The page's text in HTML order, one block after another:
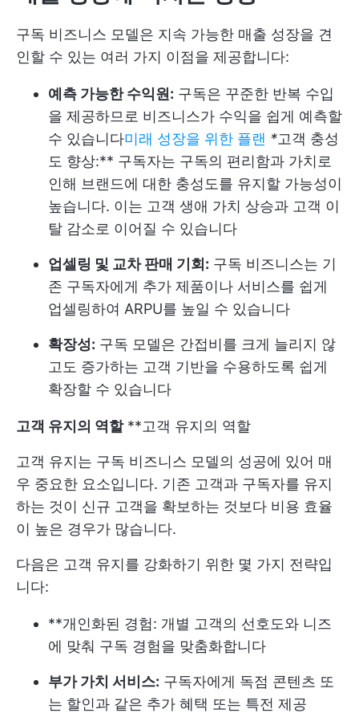
구독 비즈니스 모델은 지속 가능한 매출 성장을 견
인할 수 있는 여러 가지 이점을 제공합니다:
예측 가능한 수익원: 구독은 꾸준한 반복 수입
을 제공하므로 비즈니스가 수익을 쉽게 예측할
수 있습니다미래 성장을 위한 플랜 *고객 충성
도 향상:** 구독자는 구독의 편리함과 가치로
인해 브랜드에 대한 충성도를 유지할 가능성이
높습니다. 이는 고객 생애 가치 상승과 고객 이
탈 감소로 이어질 수 있습니다
업셀링 및 교차 판매 기회: 구독 비즈니스는 기
존 구독자에게 추가 제품이나 서비스를 쉽게
업셀링하여 ARPU를 높일 수 있습니다
확장성: 구독 모델은 간접비를 크게 늘리지 않
고도 증가하는 고객 기반을 수용하도록 쉽게
확장할 수 있습니다
고객 유지의 역할**고객 유지의 역할
고객 유지는 구독 비즈니스 모델의 성공에 있어 매
우 중요한 요소입니다. 기존 고객과 구독자를 유지
하는 것이 신규 고객을 확보하는 것보다 비용 효율
이 높은 경우가 많습니다.
다음은 고객 유지를 강화하기 위한 몇 가지 전략입
니다:
**개인화된 경험: 개별 고객의 선호도와 니즈
에 맞춰 구독 경험을 맞춤화합니다
부가 가치 서비스: 구독자에게 독점 콘텐츠 또
는 할인과 같은 추가 혜택 또는 특전 제공